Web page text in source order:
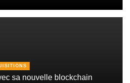
sa nouvelle blockchain